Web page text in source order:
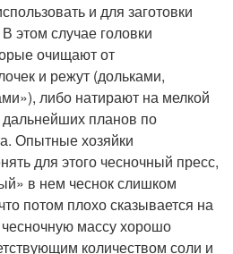
и для заготовки
этом случае головки
очищают от
и режут (дольками,
либо натирают на мелкой
дальнейших планов по
Опытные хозяйки
для этого чесночный пресс,
в нем чеснок слишком
потом плохо сказывается на
массу хорошо
количеством соли и